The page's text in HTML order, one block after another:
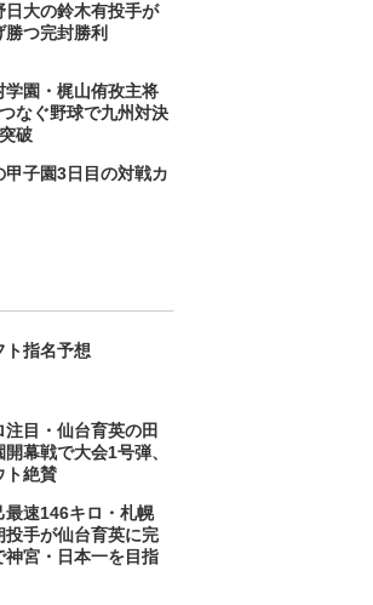
日大の鈴木有投手が
つ完封勝利
学園・梶山侑孜主将
なぐ野球で九州対決
破
甲子園3日目の対戦カ
ト指名予想
注目・仙台育英の田
幕戦で大会1号弾、
ト絶賛
最速146キロ・札幌
投手が仙台育英に完
神宮・日本一を目指